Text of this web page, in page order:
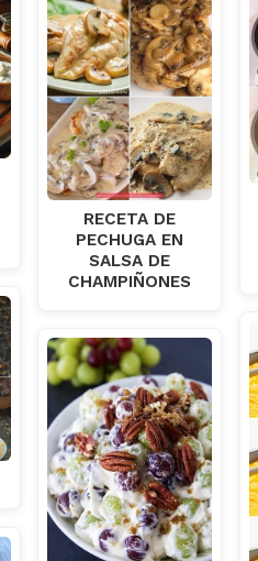
RECETA DE
PECHUGA EN
SALSA DE
CHAMPIÑONES